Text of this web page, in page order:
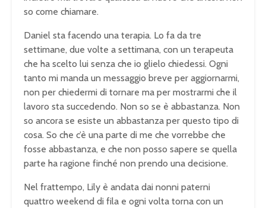
so come chiamare.
Daniel sta facendo una terapia. Lo fa da tre
settimane, due volte a settimana, con un terapeuta
che ha scelto lui senza che io glielo chiedessi. Ogni
tanto mi manda un messaggio breve per aggiornarmi,
non per chiedermi di tornare ma per mostrarmi che il
lavoro sta succedendo. Non so se è abbastanza. Non
so ancora se esiste un abbastanza per questo tipo di
cosa. So che c’è una parte di me che vorrebbe che
fosse abbastanza, e che non posso sapere se quella
parte ha ragione finché non prendo una decisione.
Nel frattempo, Lily è andata dai nonni paterni
quattro weekend di fila e ogni volta torna con un